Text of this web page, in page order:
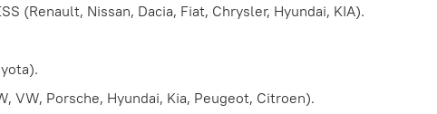
(Renault, Nissan, Dacia, Fiat, Chrysler, Hyundai, KIA).
VW, Porsche, Hyundai, Kia, Peugeot, Citroen).